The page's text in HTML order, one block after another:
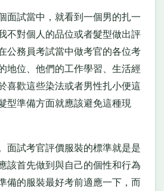
試當中，就看到一個男的扎一
不對個人的品位或者髮型做出評
公務員考試當中做考官的各位考
地位、他們的工作學習、生活經
喜歡這些染法或者男性扎小便這
型準備方面就應該避免這種現
試考官評價服裝的標準就是是
該首先做到與自己的個性和行為
備的服裝最好考前適應一下，而